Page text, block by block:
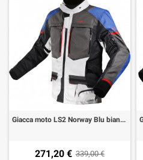
Giacca moto LS2 Norway Blu bianca grigia
271,20 € 339,00 €